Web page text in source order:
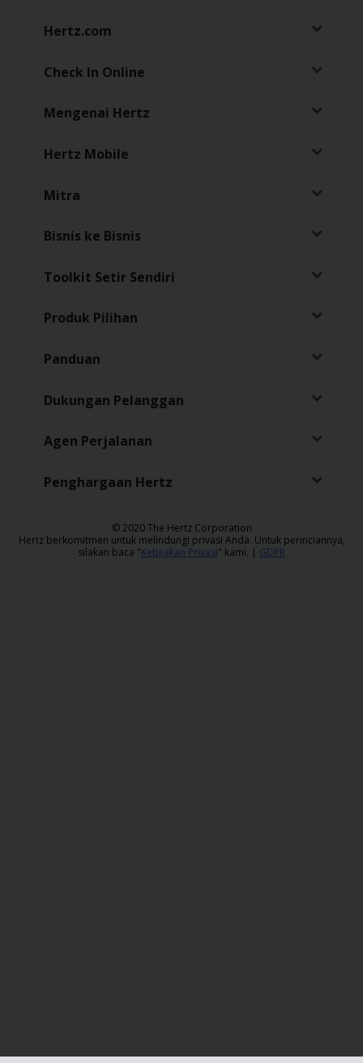
Hertz.com
Check In Online
Mengenai Hertz
Hertz Mobile
Mitra
Bisnis ke Bisnis
Toolkit Setir Sendiri
Produk Pilihan
Panduan
Dukungan Pelanggan
Agen Perjalanan
Penghargaan Hertz
​© 2020 The Hertz Corporation
Hertz berkomitmen untuk melindungi privasi Anda. Untuk perinciannya,
silakan baca "Kebijakan Privasi" kami. | GDPR